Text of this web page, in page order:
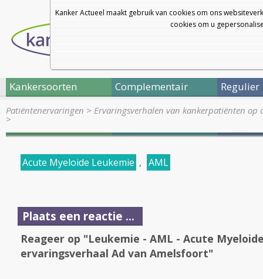
Kanker Actueel maakt gebruik van cookies om ons
cookies om u
Kankersoorten Complementair Regulier
Patiëntenervaringen > Ervaringsverhalen van kankerpatiënten op
>
Acute Myeloide Leukemie , AML
Plaats een reactie ...
Reageer op "Leukemie - AML - Acute
ervaringsverhaal Ad van Amelsfoort"